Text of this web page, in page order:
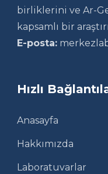
birliklerini ve Ar-
kapsamlı bir
E-posta:
Hızlı
Anasayfa
Hakkımızda
Laboratuvarlar